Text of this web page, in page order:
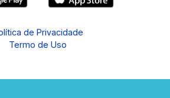
de Privacidade
Termo de Uso